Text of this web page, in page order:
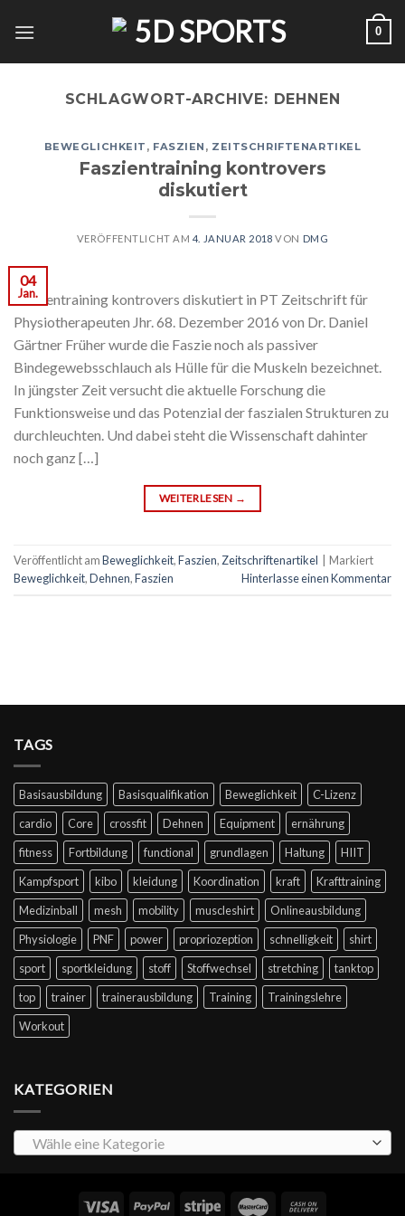
Inhalt
0
SCHLAGWORT-ARCHIVE: DEHNEN
BEWEGLICHKEIT , FASZIEN , ZEITSCHRIFTENARTIKEL
Faszientraining kontrovers
diskutiert
VERÖFFENTLICHT AM 4. JANUAR 2018 VON DMG
04
Jan.
Faszientraining kontrovers diskutiert in PT Zeitschrift für
Physiotherapeuten Jhr. 68. Dezember 2016 von Dr. Daniel
Gärtner Früher wurde die Faszie noch als passiver
Bindegewebsschlauch als Hülle für die Muskeln bezeichnet.
In jüngster Zeit versucht die aktuelle Forschung die
Funktionsweise und das Potenzial der faszialen Strukturen zu
durchleuchten. Und dabei steht die Wissenschaft dahinter
noch ganz […]
WEITERLESEN →
Veröffentlicht amBeweglichkeit,Faszien, Zeitschriftenartikel
Markiert
Beweglichkeit,Dehnen,Faszien Hinterlasse einen Kommentar
TAGS
Basisausbildung Basisqualifikation Beweglichkeit
C-Lizenz
cardio
Core crossfit Dehnen Equipment
ernährung
fitness
Fortbildung functional grundlagen Haltung
HIIT
Kampfsport
kibo kleidung Koordination kraft
Krafttraining
Medizinball
mesh mobility muscleshirt
Onlineausbildung
Physiologie
PNF power propriozeption schnelligkeit
shirt
sport
sportkleidung stoff Stoffwechsel stretching
tanktop
top
trainer trainerausbildung Training
Trainingslehre
Workout
KATEGORIEN
Wähle eine Kategorie